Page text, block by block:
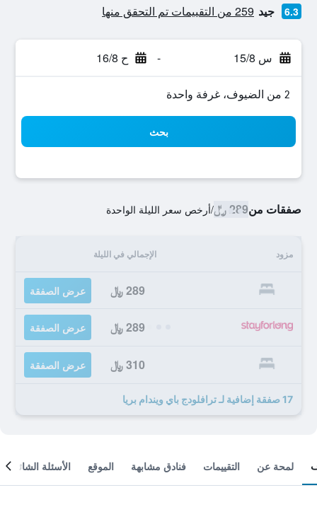
6.3 جيد 259 من التقييمات تم التحقق منها
س 15/8 - ح 16/8
2 من الضيوف، غرفة واحدة
بحث
صفقات من289 ﷼ /أرخص سعر الليلة الواحدة
مزود الإجمالي في الليلة
289 ﷼ عرض الصفقة
289 ﷼ عرض الصفقة
310 ﷼ عرض الصفقة
17 صفقة إضافية لـ ترافلودج باي ويندام بريا
لمحة عن التقييمات فنادق مشابهة الموقع الأسئلة الشائعة